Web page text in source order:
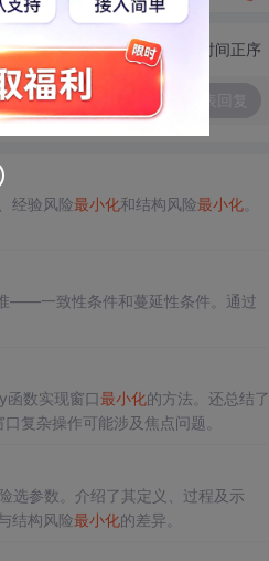
切换为时间正序
经验风险最小化和结构风险最小化。
——一致性条件和蔓延性条件。通过
数实现窗口最小化的方法。还总结了
复杂操作可能涉及焦点问题。
选参数。介绍了其定义、过程及示
结构风险最小化的差异。